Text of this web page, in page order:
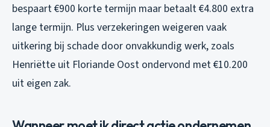
bespaart €900 korte termijn maar betaalt €4.800 extra
lange termijn. Plus verzekeringen weigeren vaak
uitkering bij schade door onvakkundig werk, zoals
Henriëtte uit Floriande Oost ondervond met €10.200
uit eigen zak.